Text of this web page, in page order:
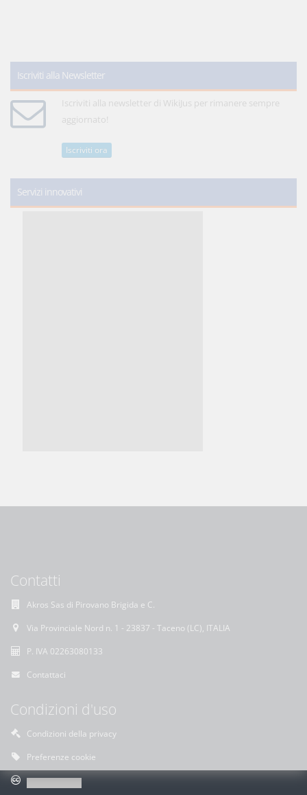
Iscriviti alla Newsletter
Iscriviti alla newsletter di WikiJus per rimanere sempre
aggiornato!
Iscriviti ora
Servizi innovativi
Contatti
Akros Sas di Pirovano Brigida e C.
Via Provinciale Nord n. 1 - 23837 - Taceno (LC), ITALIA
P. IVA 02263080133
Contattaci
Condizioni d'uso
Condizioni della privacy
Preferenze cookie